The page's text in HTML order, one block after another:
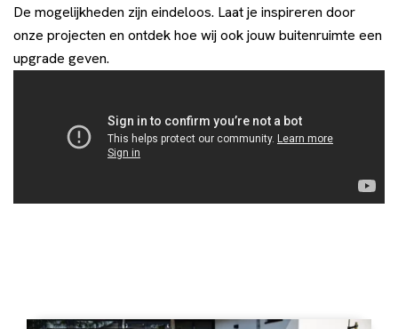
De mogelijkheden zijn eindeloos. Laat je inspireren door
onze projecten en ontdek hoe wij ook jouw buitenruimte een
upgrade geven.